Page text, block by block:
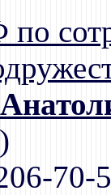
70-